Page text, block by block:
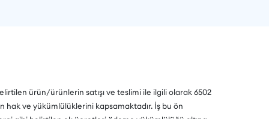
belirtilen ürün/ürünlerin satışı ve teslimi ile ilgili olarak 6502
hak ve yükümlülüklerini kapsamaktadır. İş bu ön